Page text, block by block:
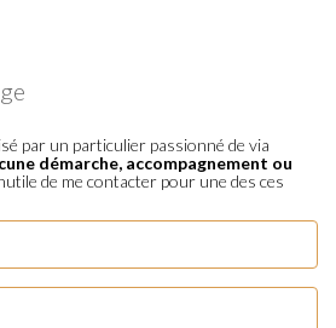
par un particulier passionné de via
démarche, accompagnement ou
de me contacter pour une des ces